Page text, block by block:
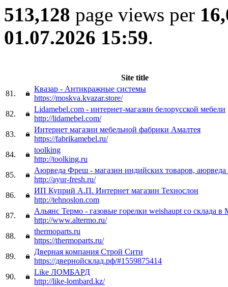
513,128 page views per
01.07.2026 15:59.
Site title
81.
Квазар - Антикражные системы
https://moskva.kvazar.store/
82.
Lidamebel.com - интернет-магазин белорусской мебели
http://lidamebel.com/
83.
Интернет магазин мебельной фабрики Амалтея
https://fabrikamebel.ru/
84.
toolking
http://toolking.ru
85.
Аюрведа Фреш - магазин индийских товаров, аюрведа
http://ayur-fresh.ru/
86.
ИП Куприй А.П. Интернет магазин Технослон
http://tehnoslon.com
87.
Альянс Термо - газовые горелки weishaupt со склада в
http://www.altermo.ru/
88.
thermoparts.ru
https://thermoparts.ru/
89.
Дверная компания Строй Сити
https://двернойсклад.рф/#1559875414
90.
Like ЛОМБАРД
http://like-lombard.kz/